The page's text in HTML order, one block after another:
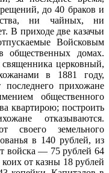
до 40 браков и
ни чайных, ни
В приходе две казачьи
Войсковым
домах.
церковный,
в 1881 году,
прихожане
общественного
квартирою; построить
отказываются.
своего земельного
в 140 рублей, из
войска — 75 рублей 64
от казны 18 рублей